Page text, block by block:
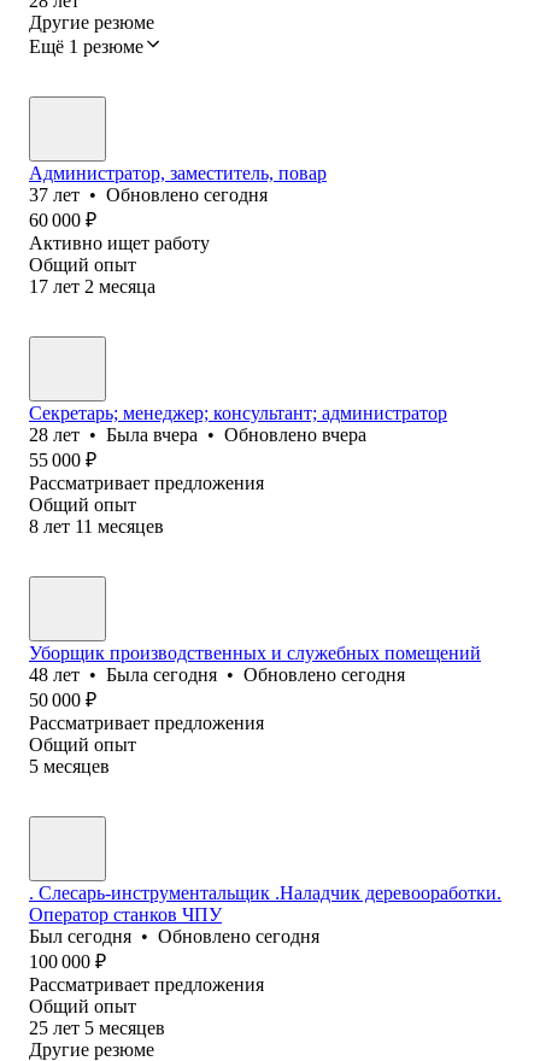
Другие резюме
Ещё 1 резюме
Администратор, заместитель, повар
37 лет • Обновлено сегодня
60 000 ₽
Активно ищет работу
Общий опыт
17 лет 2 месяца
Секретарь; менеджер; консультант; администратор
28 лет • Была вчера • Обновлено вчера
55 000 ₽
Рассматривает предложения
Общий опыт
8 лет 11 месяцев
Уборщик производственных и служебных помещений
48 лет • Была сегодня • Обновлено сегодня
50 000 ₽
Рассматривает предложения
Общий опыт
5 месяцев
. Слесарь-инструментальщик .Наладчик деревооработки.
Оператор станков ЧПУ
Был сегодня • Обновлено сегодня
100 000 ₽
Рассматривает предложения
Общий опыт
25 лет 5 месяцев
Другие резюме